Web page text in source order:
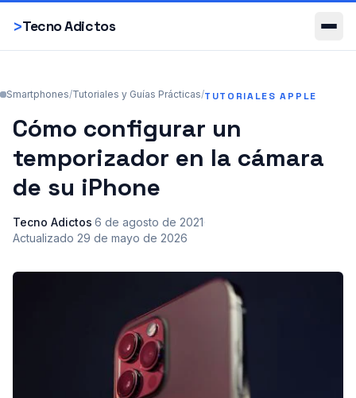
>Tecno Adictos
Smartphones
Smartphones/Tutoriales y Guías Prácticas/TUTORIALES APPLE
Cómo configurar un
temporizador en la cámara
de su iPhone
Tecno Adictos·6 de agosto de 2021·
Actualizado 29 de mayo de 2026